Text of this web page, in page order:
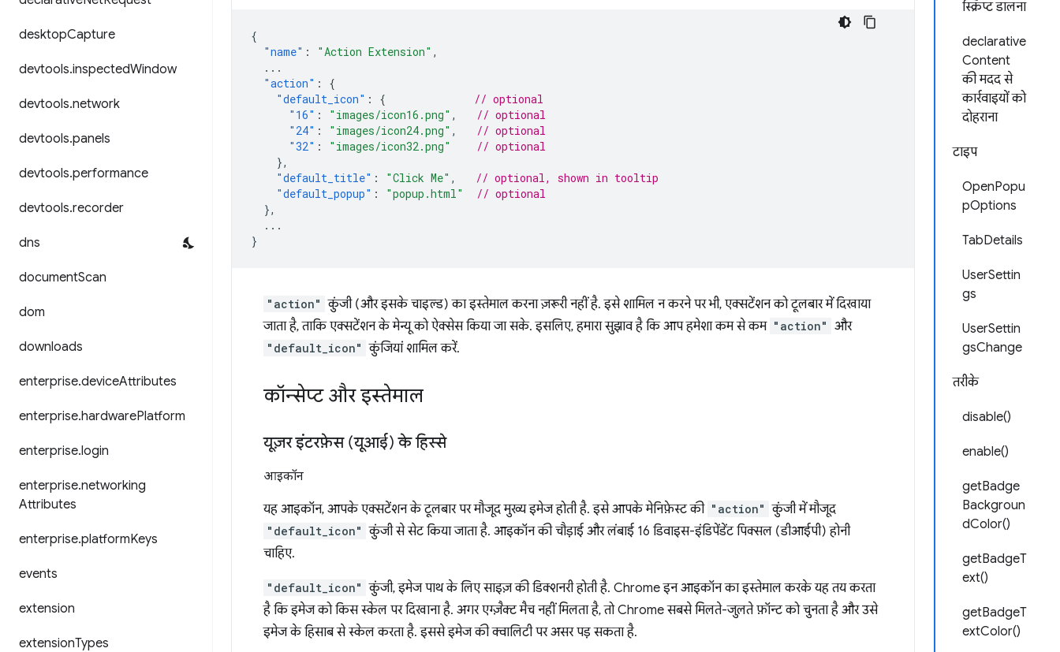
desktopCapture
devtools.inspectedWindow
devtools.network
devtools.panels
devtools.performance
devtools.recorder
dns
documentScan
dom
downloads
enterprise.deviceAttributes
enterprise.hardwarePlatform
enterprise.login
enterprise.networking
Attributes
enterprise.platformKeys
events
extension
extensionTypes
स्क्रिप्ट डालना
declarative
Content
की मदद से
कार्रवाइयों को
दोहराना
टाइप
OpenPopu
pOptions
TabDetails
UserSettin
gs
UserSettin
gsChange
तरीके
disable()
enable()
getBadge
Backgroun
dColor()
getBadgeT
ext()
getBadgeT
extColor()
{
"name" : "Action Extension" ,
...
"action" :
{
"default_icon" : {
// optional
"16" : "images/icon16.png" ,
// optional
"24" : "images/icon24.png" ,
// optional
"32" : "images/icon32.png"
// optional
},
"default_title" : "Click Me" ,
// optional, shown in tooltip
"default_popup" : "popup.html"
// optional
},
...
}
"action" कुंजी (और इसके चाइल्ड) का इस्तेमाल करना ज़रूरी नहीं है. इसे शामिल न करने पर भी, एक्सटेंशन को टूलबार में दिखाया
जाता है, ताकि एक्सटेंशन के मेन्यू को ऐक्सेस किया जा सके. इसलिए, हमारा सुझाव है कि आप हमेशा कम से कम "action" और
"default_icon" कुंजियां शामिल करें.
कॉन्सेप्ट और इस्तेमाल
यूज़र इंटरफ़ेस (यूआई) के हिस्से
आइकॉन
यह आइकॉन, आपके एक्सटेंशन के टूलबार पर मौजूद मुख्य इमेज होती है. इसे आपके मेनिफ़ेस्ट की "action" कुंजी में मौजूद
"default_icon" कुंजी से सेट किया जाता है. आइकॉन की चौड़ाई और लंबाई 16 डिवाइस-इंडिपेंडेंट पिक्सल (डीआईपी) होनी
चाहिए.
"default_icon" कुंजी, इमेज पाथ के लिए साइज़ की डिक्शनरी होती है. Chrome इन आइकॉन का इस्तेमाल करके यह तय करता
है कि इमेज को किस स्केल पर दिखाना है. अगर एग्ज़ैक्ट मैच नहीं मिलता है, तो Chrome सबसे मिलते-जुलते फ़ॉन्ट को चुनता है और उसे
इमेज के हिसाब से स्केल करता है. इससे इमेज की क्वालिटी पर असर पड़ सकता है.